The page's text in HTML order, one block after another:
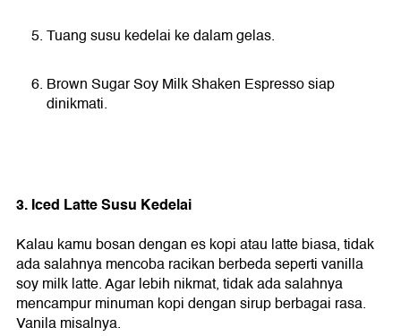
Tuang susu kedelai ke dalam gelas.
Brown Sugar Soy Milk Shaken Espresso siap
dinikmati.
3. Iced Latte Susu Kedelai
Kalau kamu bosan dengan es kopi atau latte biasa, tidak
ada salahnya mencoba racikan berbeda seperti vanilla
soy milk latte. Agar lebih nikmat, tidak ada salahnya
mencampur minuman kopi dengan sirup berbagai rasa.
Vanila misalnya.